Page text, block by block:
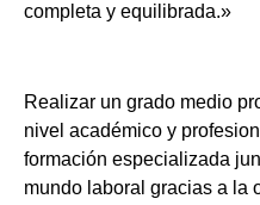
completa y equilibrada.»
Realizar un grado medio
nivel académico y
formación especializada
mundo laboral gracias a la